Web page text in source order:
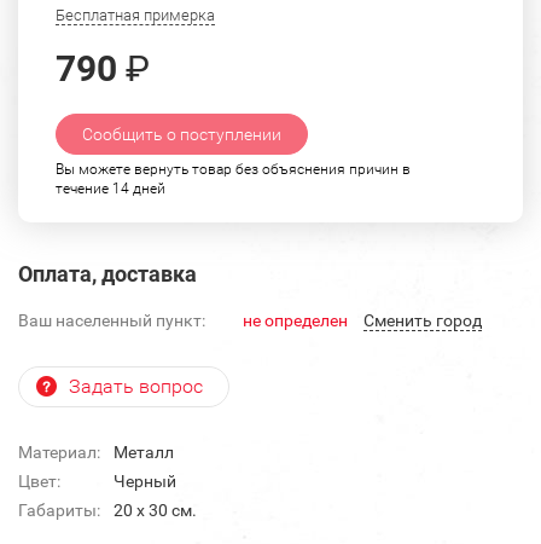
Бесплатная примерка
790 ₽
Сообщить о поступлении
Вы можете вернуть товар без объяснения причин в
течение 14 дней
Оплата, доставка
Ваш населенный пункт: не определен Cменить город
Задать вопрос
Материал:
Металл
Цвет:
Черный
Габариты:
20 х 30 см.